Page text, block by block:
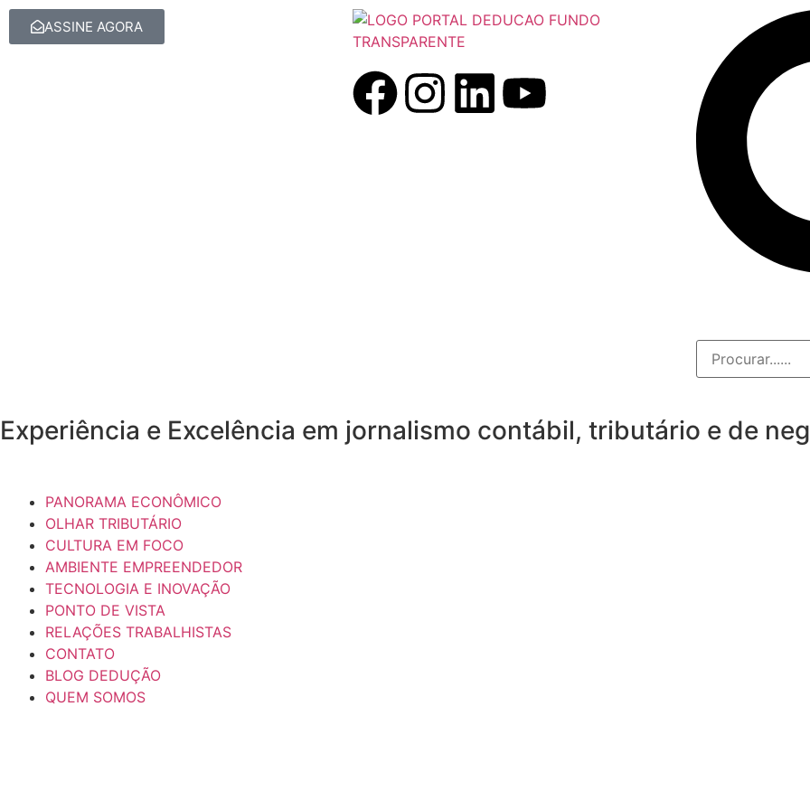
ASSINE AGORA
Experiência e Excelência em jornalismo contábil, tributário e de
PANORAMA ECONÔMICO
OLHAR TRIBUTÁRIO
CULTURA EM FOCO
AMBIENTE EMPREENDEDOR
TECNOLOGIA E INOVAÇÃO
PONTO DE VISTA
RELAÇÕES TRABALHISTAS
CONTATO
BLOG DEDUÇÃO
QUEM SOMOS